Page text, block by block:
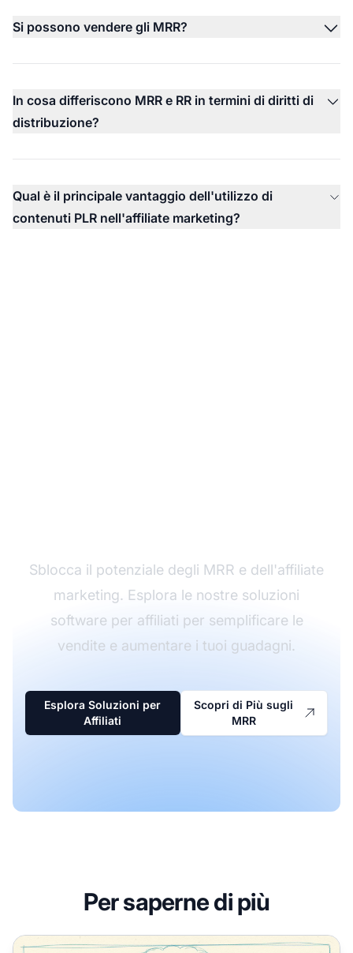
Si possono vendere gli MRR?
In cosa differiscono MRR e RR in termini di diritti di
distribuzione?
Qual è il principale vantaggio dell'utilizzo di
contenuti PLR nell'affiliate marketing?
Sblocca il potenziale degli MRR e dell'affiliate
marketing. Esplora le nostre soluzioni
software per affiliati per semplificare le
vendite e aumentare i tuoi guadagni.
Esplora Soluzioni per
Affiliati
Scopri di Più sugli
MRR
Per saperne di più
Puoi vendere MRR? Guida completa ai Master Resell